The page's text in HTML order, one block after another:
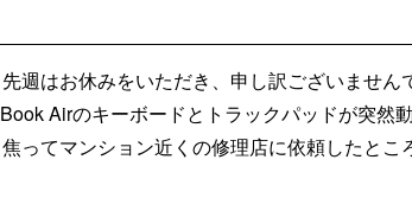
週はお休みをいただき、申し訳ございません
Airのキーボードとトラックパッドが突然
ってマンション近くの修理店に依頼したとこ